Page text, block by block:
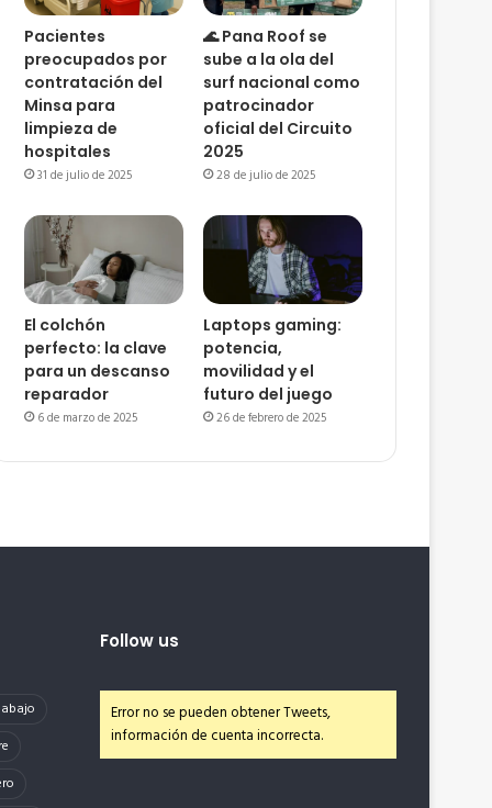
Pacientes
preocupados por
contratación del
Minsa para
limpieza de
hospitales
31 de julio de 2025
🌊 Pana Roof se
sube a la ola del
surf nacional como
patrocinador
oficial del Circuito
2025
28 de julio de 2025
El colchón
perfecto: la clave
para un descanso
reparador
6 de marzo de 2025
Laptops gaming:
potencia,
movilidad y el
futuro del juego
26 de febrero de 2025
Follow us
Error no se pueden obtener Tweets,
información de cuenta incorrecta.